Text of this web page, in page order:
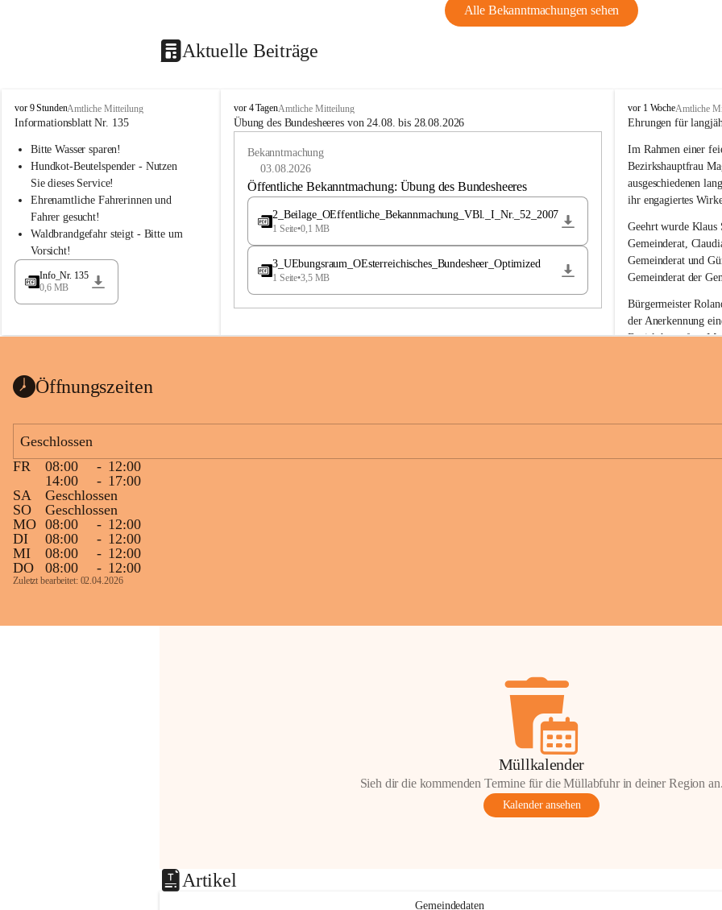
Alle Bekanntmachungen sehen
Aktuelle Beiträge
B
u
h
a
d
l
a
vor 9 StundenAmtliche Mitteilung
Informationsblatt Nr. 135
Bitte Wasser sparen!
Hundkot-Beutelspender - Nutzen
Sie dieses Service!
Ehrenamtliche Fahrerinnen und
Fahrer gesucht!
Waldbrandgefahr steigt - Bitte um
Vorsicht!
Info_Nr. 135
0,6 MB
B
u
e
a
vor 4 TagenAmtliche Mitteilung
Übung des Bundesheeres von 24.08. bis 28.08.2026
Bekanntmachung
03.08.2026
Öffentliche Bekanntmachung: Übung des Bundesheeres
2_Beilage_OEffentliche_Bekannmachung_VBl._I_Nr._52_2007
1 Seite•0,1 MB
3_UEbungsraum_OEsterreichisches_Bundesheer_Optimized
1 Seite•3,5 MB
B
u
h
-
S
t
M
a
g
d
a
l
e
n
a
vor 1 WocheAmtliche
Ehrungen für
Im Rahmen einer
Bezirkshauptfrau
ausgeschiedenen
ihr engagiertes
Geehrt wurde Klaus
Gemeinderat,
Gemeinderat und
Gemeinderat der
Bürgermeister
der Anerkennung
Bezirkshauptfrau
Öffnungszeiten
Geschlossen
FR
08:00 - 12:00
14:00
- 17:00
SA
Geschlossen
SO
Geschlossen
MO 08:00 - 12:00
DI
08:00 - 12:00
MI
08:00 - 12:00
DO
08:00 - 12:00
Zuletzt bearbeitet: 02.04.2026
Müllkalender
Sieh dir die kommenden Termine für die Müllabfuhr in deiner Region an.
Kalender ansehen
Artikel
Gemeindedaten